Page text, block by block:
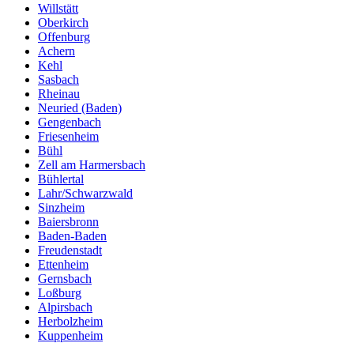
Willstätt
Oberkirch
Offenburg
Achern
Kehl
Sasbach
Rheinau
Neuried (Baden)
Gengenbach
Friesenheim
Bühl
Zell am Harmersbach
Bühlertal
Lahr/Schwarzwald
Sinzheim
Baiersbronn
Baden-Baden
Freudenstadt
Ettenheim
Gernsbach
Loßburg
Alpirsbach
Herbolzheim
Kuppenheim